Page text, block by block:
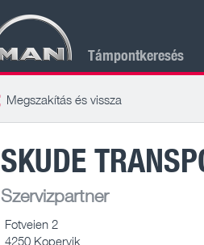
Támpontkeresés
Megszakítás és vissza
SKUDE
Szervizpartner
Fotveien 2
4250 Kopervik